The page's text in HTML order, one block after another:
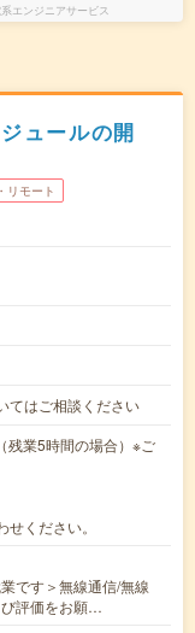
エンジニアサービス
ュールの開
リモート
てはご相談ください
残業5時間の場合）※ご
ください。
です＞無線通信/無線
評価をお願…